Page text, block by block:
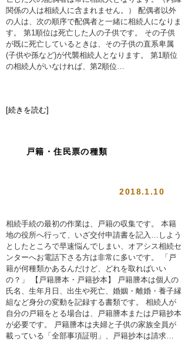
関係の人は相続人に含まれません。） 配偶者以外
の人は、次の順序で配偶者と一緒に相続人になりま
す。 第1順位は死亡した人の子供です。 その子供
が既に死亡しているときは、その子供の直系卑属
(子供や孫など)が代襲相続人となります。 第1順位
の相続人がいなければ、第2順位…
[続きを読む]
戸籍・住民票の種類
2018.1.10
相続手続の最初の作業は、戸籍の収集です。 本籍
地の役所へ行って、いざ交付申請書を記入…しよう
としたところで早速悩んでしまい、オアシス相続セ
ンターへお電話下さる方は非常に多いです。 「戸
籍が何種類かあるんだけど、どれを取ればいい
の？」 【戸籍謄本・戸籍抄本】 戸籍謄本は個人の
氏名、生年月日、出生や死亡、婚姻・離婚・養子縁
組など身分の変動を記録する書類です。 相続人が
自分の戸籍をとる場合は、戸籍謄本または戸籍抄本
が必要です。 戸籍謄本は夫婦と子供の家族全員が
載っている「全部事項証明」、戸籍抄本は請求…